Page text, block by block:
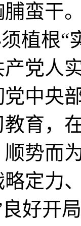
蛮干
植根“
党人
中央
育，
势而
定力
好开